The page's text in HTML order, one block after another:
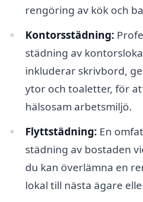
rengöring av kök och
Kontorsstädning:
städning av
inkluderar skrivbord,
ytor och toaletter, för
hälsosam arbetsmiljö.
Flyttstädning: En
städning av bostaden
du kan överlämna en
lokal till nästa ägare